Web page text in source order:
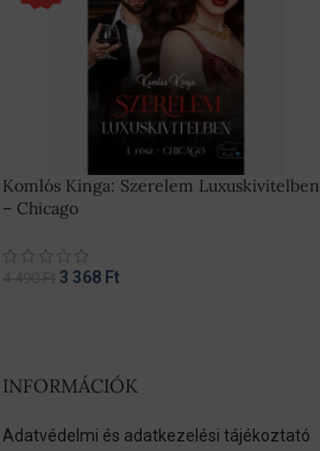
Komlós Kinga: Szerelem Luxuskivitelben
– Chicago
3 368 Ft
INFORMÁCIÓK
Adatvédelmi és adatkezelési tájékoztató